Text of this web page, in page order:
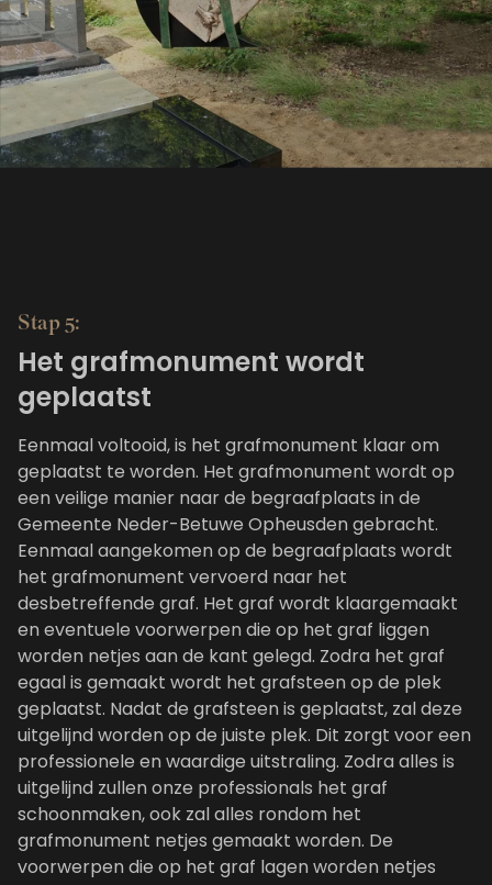
Stap 5:
Het grafmonument wordt
geplaatst
Eenmaal voltooid, is het grafmonument klaar om
geplaatst te worden. Het grafmonument wordt op
een veilige manier naar de begraafplaats in de
Gemeente Neder-Betuwe Opheusden gebracht.
Eenmaal aangekomen op de begraafplaats wordt
het grafmonument vervoerd naar het
desbetreffende graf. Het graf wordt klaargemaakt
en eventuele voorwerpen die op het graf liggen
worden netjes aan de kant gelegd. Zodra het graf
egaal is gemaakt wordt het grafsteen op de plek
geplaatst. Nadat de grafsteen is geplaatst, zal deze
uitgelijnd worden op de juiste plek. Dit zorgt voor een
professionele en waardige uitstraling. Zodra alles is
uitgelijnd zullen onze professionals het graf
schoonmaken, ook zal alles rondom het
grafmonument netjes gemaakt worden. De
voorwerpen die op het graf lagen worden netjes